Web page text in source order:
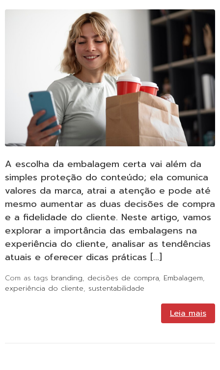
A escolha da embalagem certa vai além da
simples proteção do conteúdo; ela comunica
valores da marca, atrai a atenção e pode até
mesmo aumentar as duas decisões de compra
e a fidelidade do cliente. Neste artigo, vamos
explorar a importância das embalagens na
experiência do cliente, analisar as tendências
atuais e oferecer dicas práticas […]
Com as tags branding, decisões de compra, Embalagem,
experiência do cliente, sustentabilidade
Leia mais